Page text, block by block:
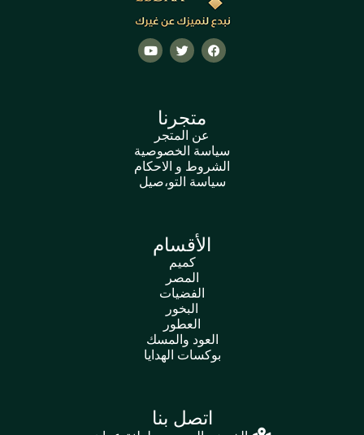
متجرنا
عن المتجر
سياسة الخصوصية
الشروط و الاحكام
سياسة التو،صيل
الأقسام
كميم
المصر
الفضيات
البخور
العطور
العود والمسك
بوكسات الهدايا
اتصل بنا